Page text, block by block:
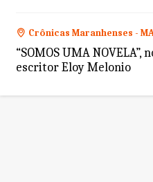
Crônicas Maranhenses -
“SOMOS UMA
escritor Eloy Melonio